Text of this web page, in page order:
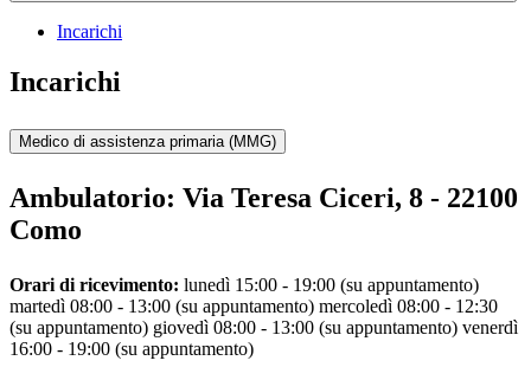
Incarichi
Incarichi
Medico di assistenza primaria (MMG)
Ambulatorio: Via Teresa Ciceri, 8 - 22100
Como
Orari di ricevimento: lunedì 15:00 - 19:00 (su appuntamento)
martedì 08:00 - 13:00 (su appuntamento) mercoledì 08:00 - 12:30
(su appuntamento) giovedì 08:00 - 13:00 (su appuntamento) venerdì
16:00 - 19:00 (su appuntamento)